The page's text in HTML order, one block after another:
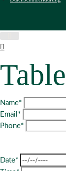
Table
Name*
Email*
Phone*
Date*